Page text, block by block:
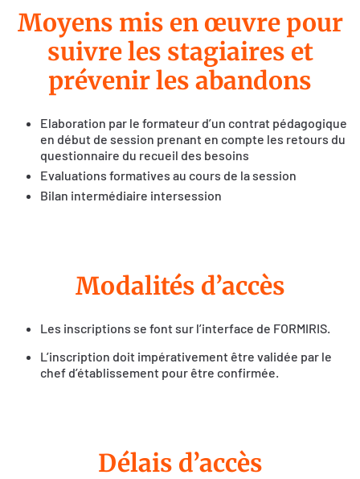
Moyens mis en œuvre pour
suivre les stagiaires et
prévenir les abandons
Elaboration par le formateur d’un contrat pédagogique
en début de session prenant en compte les retours du
questionnaire du recueil des besoins
Evaluations formatives au cours de la session
Bilan intermédiaire intersession
Modalités d’accès
Les inscriptions se font sur l’interface de FORMIRIS.
L’inscription doit impérativement être validée par le
chef d’établissement pour être confirmée.
Délais d’accès